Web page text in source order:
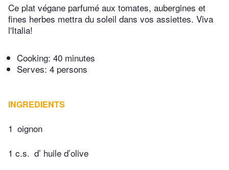
Ce plat végane parfumé aux tomates, aubergines et
fines herbes mettra du soleil dans vos assiettes. Viva
l'Italia!
Cooking: 40 minutes
Serves: 4 persons
INGREDIENTS
1 oignon
1 c.s. d’ huile d’olive